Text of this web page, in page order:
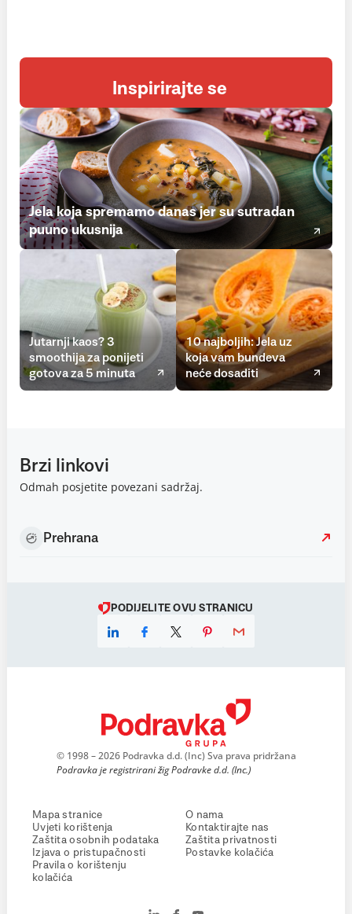
Inspirirajte se
Jela koja spremamo danas jer su sutradan
puuno ukusnija
Jutarnji kaos? 3
smoothija za ponijeti
gotova za 5 minuta
10 najboljih: Jela uz
koja vam bundeva
neće dosaditi
Brzi linkovi
Odmah posjetite povezani sadržaj.
Prehrana
PODIJELITE OVU STRANICU
© 1998 – 2026 Podravka d.d. (Inc) Sva prava pridržana
Podravka je registrirani žig Podravke d.d. (Inc.)
Mapa stranice
Uvjeti korištenja
Zaštita osobnih podataka
Izjava o pristupačnosti
Pravila o korištenju
kolačića
O nama
Kontaktirajte nas
Zaštita privatnosti
Postavke kolačića